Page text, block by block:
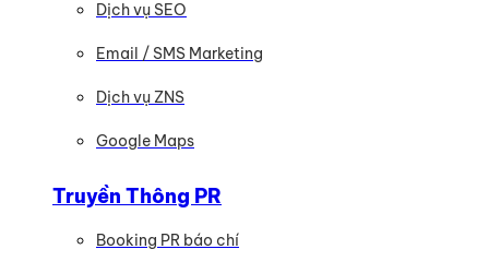
Dịch vụ SEO
Email / SMS Marketing
Dịch vụ ZNS
Google Maps
Truyền Thông PR
Booking PR báo chí